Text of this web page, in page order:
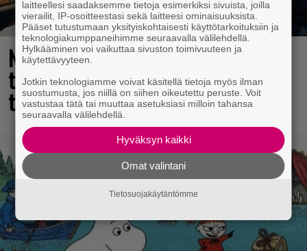
Nyt ilmaiseksi Steamissa – nappaa
tämä avaruusseikkailu välittömästi
talteen!
laitteellesi saadaksemme tietoja esimerkiksi sivuista, joilla
vierailit, IP-osoitteestasi sekä laitteesi ominaisuuksista.
Pääset tutustumaan yksityiskohtaisesti käyttötarkoituksiin ja
teknologiakumppaneihimme seuraavalla välilehdellä.
Hylkääminen voi vaikuttaa sivuston toimivuuteen ja
käytettävyyteen.
Jotkin teknologiamme voivat käsitellä tietoja myös ilman
suostumusta, jos niillä on siihen oikeutettu peruste. Voit
vastustaa tätä tai muuttaa asetuksiasi milloin tahansa
seuraavalla välilehdellä.
Hyväksyn kaikki
Omat valintani
Tietosuojakäytäntömme